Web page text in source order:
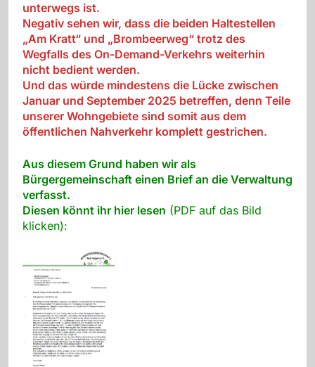
unterwegs ist.
Negativ sehen wir, dass die beiden Haltestellen
„Am Kratt“ und „Brombeerweg“ trotz des
Wegfalls des On-Demand-Verkehrs weiterhin
nicht bedient werden.
Und das würde mindestens die Lücke zwischen
Januar und September 2025 betreffen, denn Teile
unserer Wohngebiete sind somit aus dem
öffentlichen Nahverkehr komplett gestrichen.
Aus diesem Grund haben wir als
Bürgergemeinschaft einen Brief an die Verwaltung
verfasst.
Diesen könnt ihr hier lesen (PDF auf das Bild
klicken):